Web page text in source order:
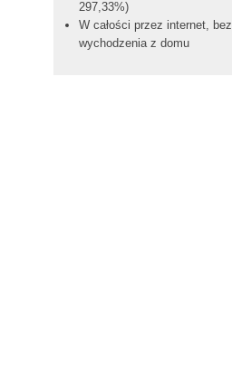
297,33%)
W całości przez internet, bez
wychodzenia z domu